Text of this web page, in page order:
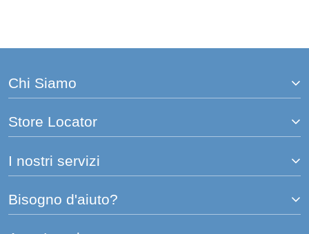
Chi Siamo
Store Locator
I nostri servizi
Bisogno d'aiuto?